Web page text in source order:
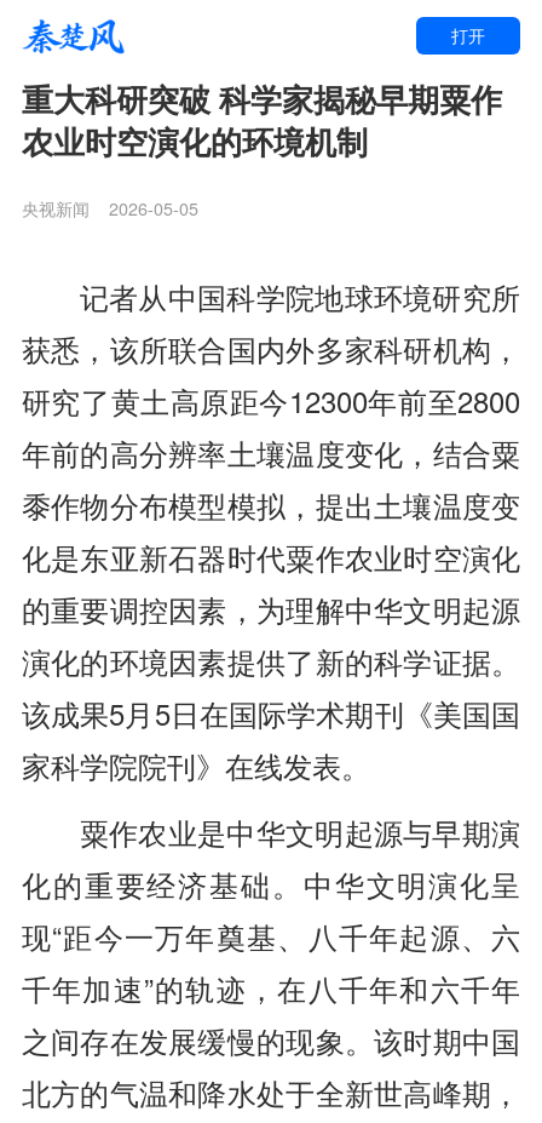
打开
重大科研突破 科学家揭秘早期粟作
农业时空演化的环境机制
央视新闻 2026-05-05
记者从中国科学院地球环境研究所
获悉，该所联合国内外多家科研机构，
研究了黄土高原距今12300年前至2800
年前的高分辨率土壤温度变化，结合粟
黍作物分布模型模拟，提出土壤温度变
化是东亚新石器时代粟作农业时空演化
的重要调控因素，为理解中华文明起源
演化的环境因素提供了新的科学证据。
该成果5月5日在国际学术期刊《美国国
家科学院院刊》在线发表。
粟作农业是中华文明起源与早期演
化的重要经济基础。中华文明演化呈
现“距今一万年奠基、八千年起源、六
千年加速”的轨迹，在八千年和六千年
之间存在发展缓慢的现象。该时期中国
北方的气温和降水处于全新世高峰期，